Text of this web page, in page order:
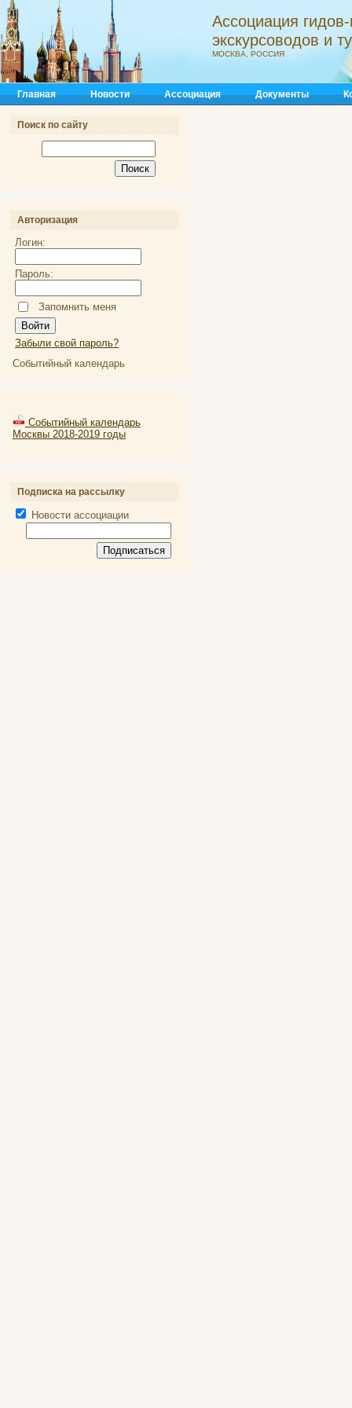
Ассоциация
экскурсоводов и
МОСКВА, РОССИЯ
Главная Новости Ассоциация Документы
Поиск по сайту
Авторизация
Логин:
Пароль:
Запомнить меня
Забыли свой пароль?
Событийный календарь
Событийный календарь
Москвы 2018-2019 годы
Подписка на рассылку
Новости ассоциации